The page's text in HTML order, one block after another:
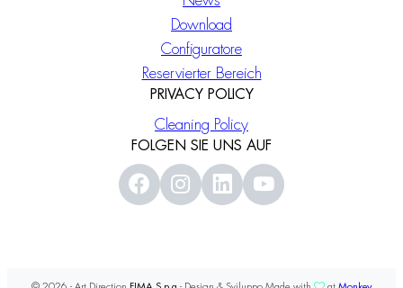
Download
Configuratore
Reservierter Bereich
PRIVACY POLICY
Cleaning Policy
FOLGEN SIE UNS AUF